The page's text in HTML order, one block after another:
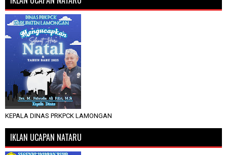
KEPALA DINAS PRKPCK LAMONGAN
IKLAN UCAPAN NATARU